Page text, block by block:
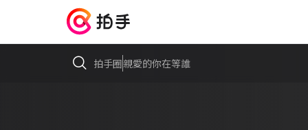
拍手圈親愛的你在等誰